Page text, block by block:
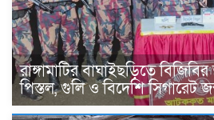
রাঙ্গামাটির বাঘাইছড়িতে
পিস্তল, গুলি ও বিদেশি সিগারেট